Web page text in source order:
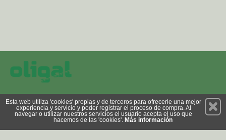
Suscríbete
Esta web utiliza 'cookies' propias y de terceros para ofrecerle una mejor
experiencia y servicio y poder registrar el proceso de compra. Al
navegar o utilizar nuestros servicios el usuario acepta el uso que
hacemos de las 'cookies'. Más información